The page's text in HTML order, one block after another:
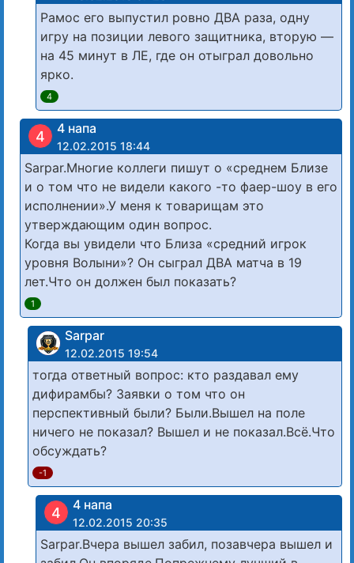
Рамос его выпустил ровно ДВА раза, одну
игру на позиции левого защитника, вторую —
на 45 минут в ЛЕ, где он отыграл довольно
ярко.
4
4 4 напа
12.02.2015 18:44
Sarpar.Многие коллеги пишут о «среднем Близе
и о том что не видели какого -то фаер-шоу в его
исполнении».У меня к товарищам это
утверждающим один вопрос.
Когда вы увидели что Близа «средний игрок
уровня Волыни»? Он сыграл ДВА матча в 19
лет.Что он должен был показать?
1
Sarpar
12.02.2015 19:54
тогда ответный вопрос: кто раздавал ему
дифирамбы? Заявки о том что он
перспективный были? Были.Вышел на поле
ничего не показал? Вышел и не показал.Всё.Что
обсуждать?
-1
4 4 напа
12.02.2015 20:35
Sarpar.Вчера вышел забил, позавчера вышел и